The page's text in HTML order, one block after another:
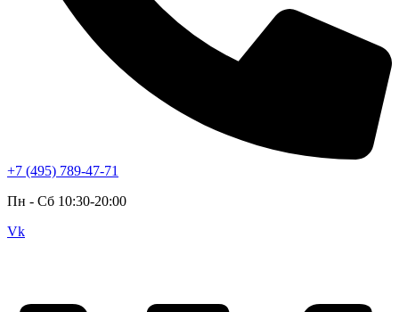
+7 (495) 789-47-71
Пн - Cб 10:30-20:00
Vk